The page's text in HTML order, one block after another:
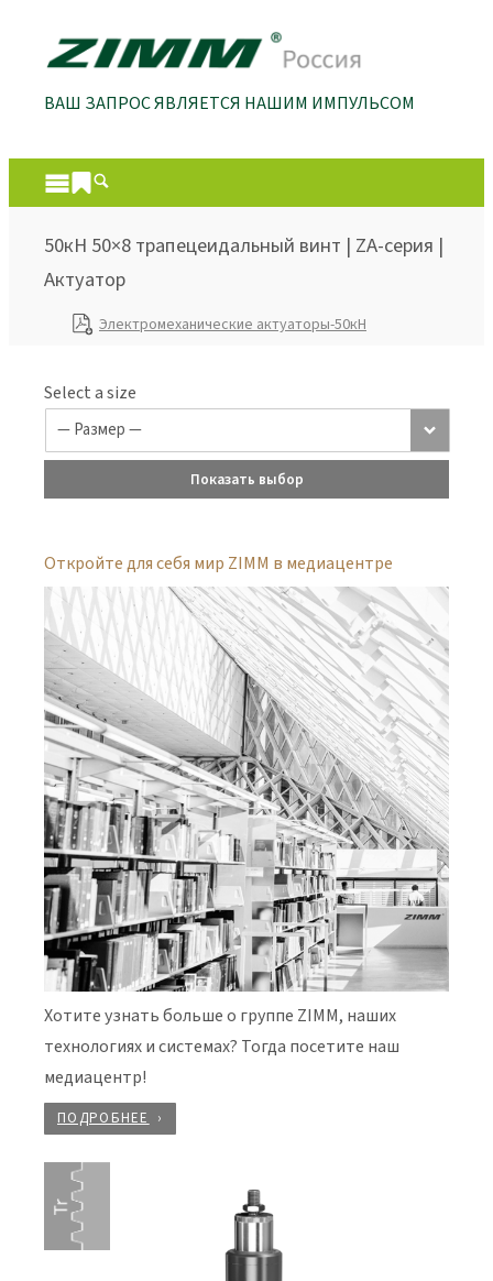
ВАШ ЗАПРОС ЯВЛЯЕТСЯ НАШИМ ИМПУЛЬСОМ
50кН 50×8 трапецеидальный винт | ZA-серия |
Актуатор
Электромеханические актуаторы-50кН
Select a size
Показать выбор
Откройте для себя мир ZIMM в медиацентре
Хотите узнать больше о группе ZIMM, наших
технологиях и системах? Тогда посетите наш
медиацентр!
ПОДРОБНЕЕ